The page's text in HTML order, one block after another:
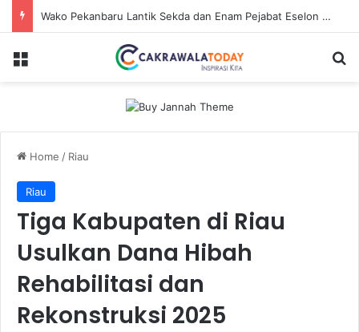
Wako Pekanbaru Lantik Sekda dan Enam Pejabat Eselon Lainnya
Home / Riau
Riau
Tiga Kabupaten di Riau
Usulkan Dana Hibah
Rehabilitasi dan
Rekonstruksi 2025